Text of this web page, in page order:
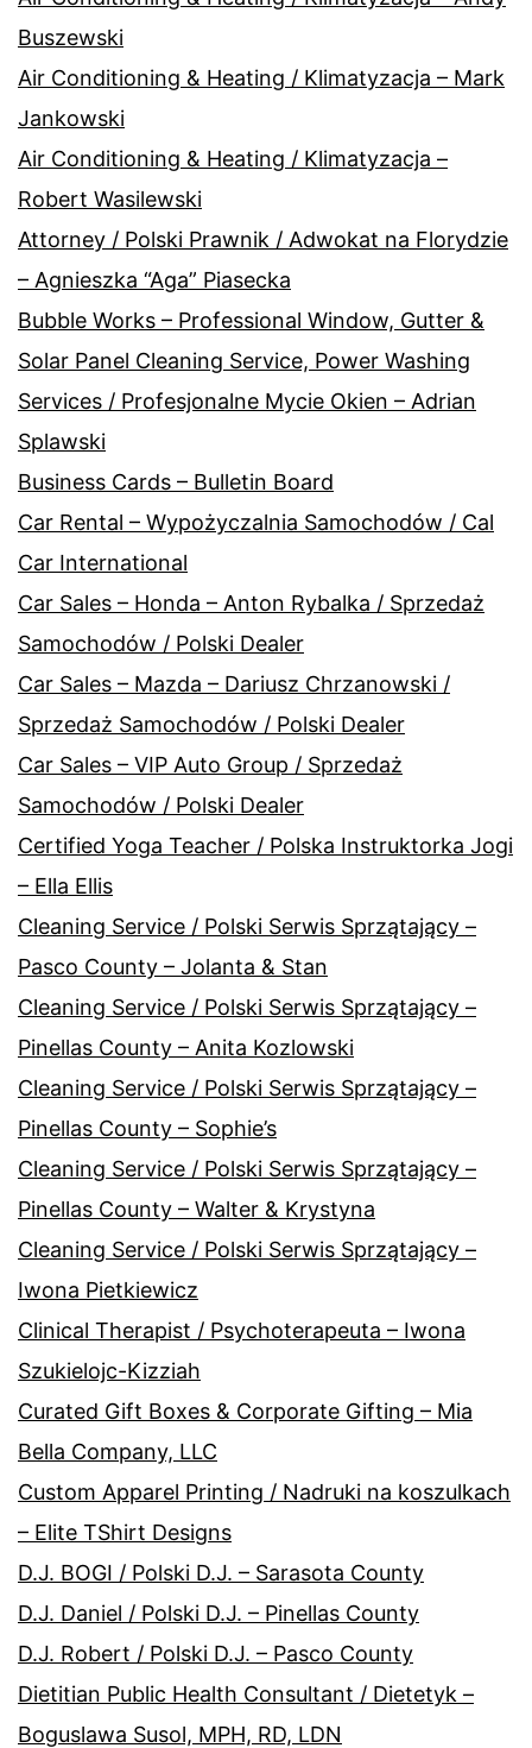
Buszewski
Air Conditioning & Heating / Klimatyzacja – Mark
Jankowski
Air Conditioning & Heating / Klimatyzacja –
Robert Wasilewski
Attorney / Polski Prawnik / Adwokat na Florydzie
– Agnieszka “Aga” Piasecka
Bubble Works – Professional Window, Gutter &
Solar Panel Cleaning Service, Power Washing
Services / Profesjonalne Mycie Okien – Adrian
Splawski
Business Cards – Bulletin Board
Car Rental – Wypożyczalnia Samochodów / Cal
Car International
Car Sales – Honda – Anton Rybalka / Sprzedaż
Samochodów / Polski Dealer
Car Sales – Mazda – Dariusz Chrzanowski /
Sprzedaż Samochodów / Polski Dealer
Car Sales – VIP Auto Group / Sprzedaż
Samochodów / Polski Dealer
Certified Yoga Teacher / Polska Instruktorka Jogi
– Ella Ellis
Cleaning Service / Polski Serwis Sprzątający –
Pasco County – Jolanta & Stan
Cleaning Service / Polski Serwis Sprzątający –
Pinellas County – Anita Kozlowski
Cleaning Service / Polski Serwis Sprzątający –
Pinellas County – Sophie’s
Cleaning Service / Polski Serwis Sprzątający –
Pinellas County – Walter & Krystyna
Cleaning Service / Polski Serwis Sprzątający –
Iwona Pietkiewicz
Clinical Therapist / Psychoterapeuta – Iwona
Szukielojc-Kizziah
Curated Gift Boxes & Corporate Gifting – Mia
Bella Company, LLC
Custom Apparel Printing / Nadruki na koszulkach
– Elite TShirt Designs
D.J. BOGI / Polski D.J. – Sarasota County
D.J. Daniel / Polski D.J. – Pinellas County
D.J. Robert / Polski D.J. – Pasco County
Dietitian Public Health Consultant / Dietetyk –
Boguslawa Susol, MPH, RD, LDN